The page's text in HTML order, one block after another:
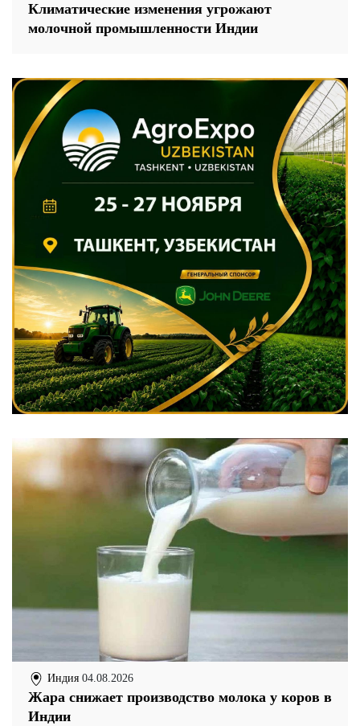
Климатические изменения угрожают
молочной промышленности Индии
Индия 04.08.2026
Жара снижает производство молока у коров в
Индии